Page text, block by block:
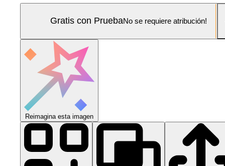
Gratis con PruebaNo se requiere atribución!
Reimagina esta imagen